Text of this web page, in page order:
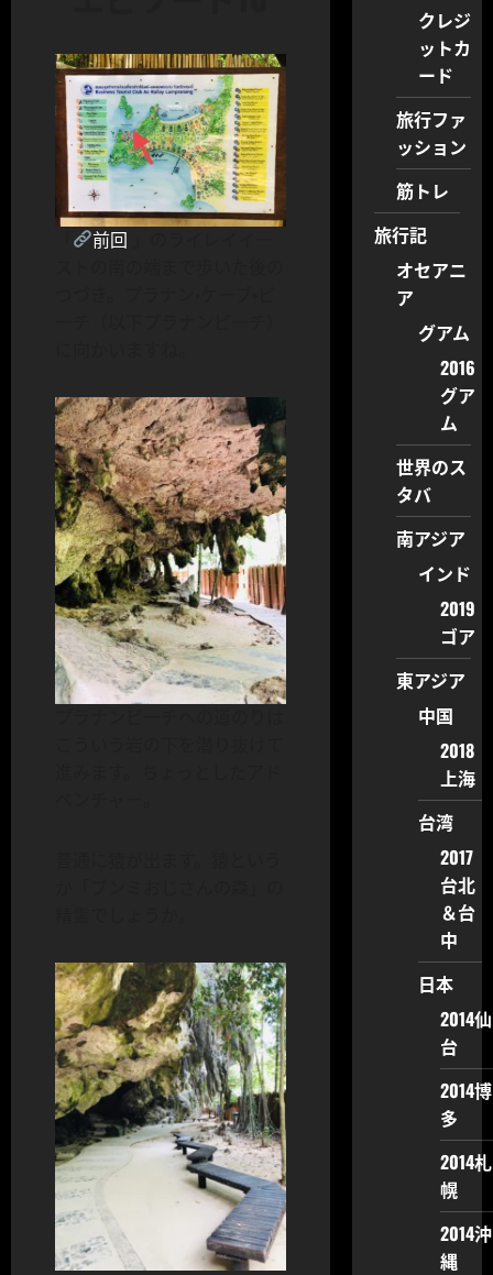
前回
クレジ
ットカ
ード
旅行ファ
ッション
筋トレ
旅行記
オセアニ
ア
グアム
2016
グア
ム
世界のス
タバ
南アジア
インド
2019
ゴア
東アジア
中国
2018
上海
台湾
2017
台北
＆台
中
日本
2014仙
台
2014博
多
2014札
幌
2014沖
縄